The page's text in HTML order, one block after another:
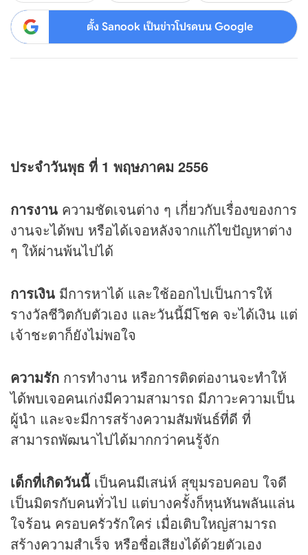
ตั้ง Sanook เป็นข่าวโปรดบน Google
ประจำวันพุธ ที่ 1 พฤษภาคม 2556
การงาน ความชัดเจนต่าง ๆ เกี่ยวกับเรื่องของการ
งานจะได้พบ หรือได้เจอหลังจากแก้ไขปัญหาต่าง
ๆ ให้ผ่านพ้นไปได้
การเงิน มีการหาได้ และใช้ออกไปเป็นการให้
รางวัลชีวิตกับตัวเอง และวันนี้มีโชค จะได้เงิน แต่
เจ้าชะตาก็ยังไม่พอใจ
ความรัก การทำงาน หรือการติดต่องานจะทำให้
ได้พบเจอคนเก่งมีความสามารถ มีภาวะความเป็น
ผู้นำ และจะมีการสร้างความสัมพันธ์ที่ดี ที่
สามารถพัฒนาไปได้มากกว่าคนรู้จัก
เด็กที่เกิดวันนี้ เป็นคนมีเสน่ห์ สุขุมรอบคอบ ใจดี
เป็นมิตรกับคนทั่วไป แต่บางครั้งก็หุนหันพลันแล่น
ใจร้อน ครอบครัวรักใคร่ เมื่อเติบใหญ่สามารถ
สร้างความสำเร็จ หรือชื่อเสียงได้ด้วยตัวเอง